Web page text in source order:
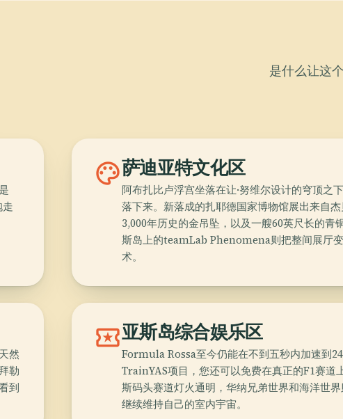
是什么让这
palette萨迪亚特文化区
阿布扎比卢浮宫坐落在让·努维尔设计的穹顶之
落下来。新落成的扎耶德国家博物馆展出来自
3,000年历史的金吊坠，以及一艘60英尺长的青
斯岛上的teamLab Phenomena则把整间展厅
术。
然
勒
到
local_activity亚斯岛综合娱乐区
Formula Rossa至今仍能在不到五秒内加速到
TrainYAS项目，您还可以免费在真正的F1赛道
斯码头赛道灯火通明，华纳兄弟世界和海洋世
继续维持自己的室内宇宙。